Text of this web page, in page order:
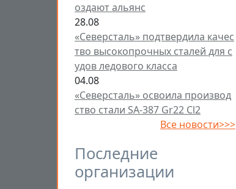
оздают альянс
28.08
«Северсталь» подтвердила качес
тво высокопрочных сталей для с
удов ледового класса
04.08
«Северсталь» освоила производ
ство стали SA-387 Gr22 Cl2
Все новости>>>
Последние
организации